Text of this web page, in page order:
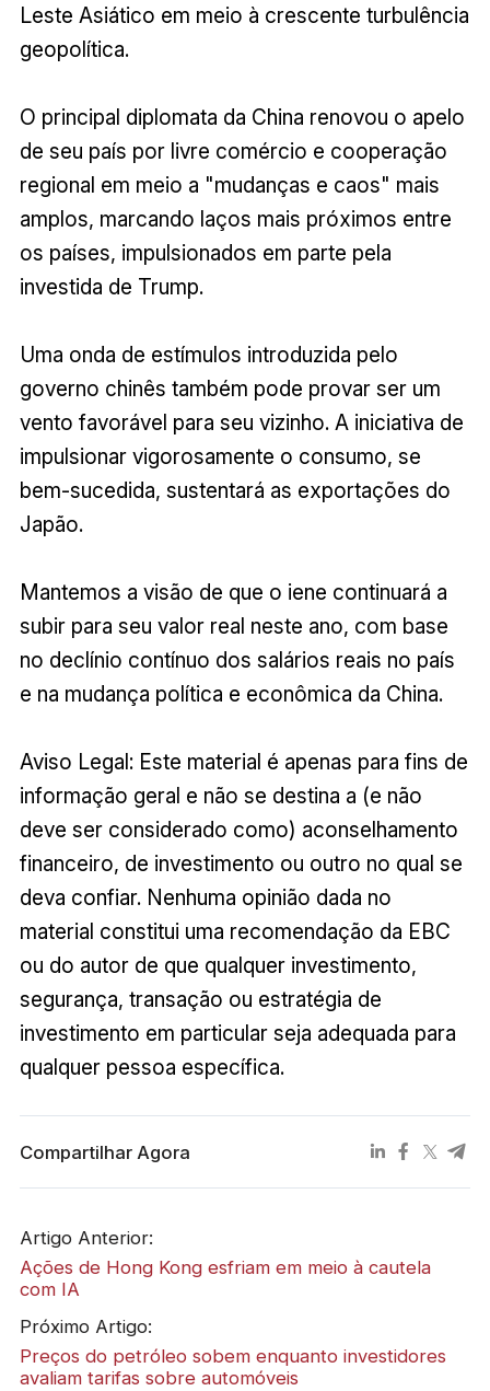
Leste Asiático em meio à crescente turbulência
geopolítica.
O principal diplomata da China renovou o apelo
de seu país por livre comércio e cooperação
regional em meio a "mudanças e caos" mais
amplos, marcando laços mais próximos entre
os países, impulsionados em parte pela
investida de Trump.
Uma onda de estímulos introduzida pelo
governo chinês também pode provar ser um
vento favorável para seu vizinho. A iniciativa de
impulsionar vigorosamente o consumo, se
bem-sucedida, sustentará as exportações do
Japão.
Mantemos a visão de que o iene continuará a
subir para seu valor real neste ano, com base
no declínio contínuo dos salários reais no país
e na mudança política e econômica da China.
Aviso Legal: Este material é apenas para fins de
informação geral e não se destina a (e não
deve ser considerado como) aconselhamento
financeiro, de investimento ou outro no qual se
deva confiar. Nenhuma opinião dada no
material constitui uma recomendação da EBC
ou do autor de que qualquer investimento,
segurança, transação ou estratégia de
investimento em particular seja adequada para
qualquer pessoa específica.
Compartilhar Agora
Artigo Anterior:
​Ações de Hong Kong esfriam em meio à cautela
com IA
Próximo Artigo:
Preços do petróleo sobem enquanto investidores
avaliam tarifas sobre automóveis